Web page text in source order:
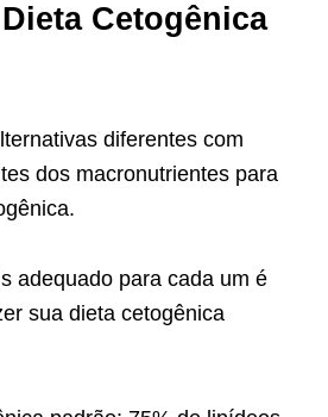
Cetogênica
diferentes com
dos macronutrientes para
adequado para cada um é
sua dieta cetogênica